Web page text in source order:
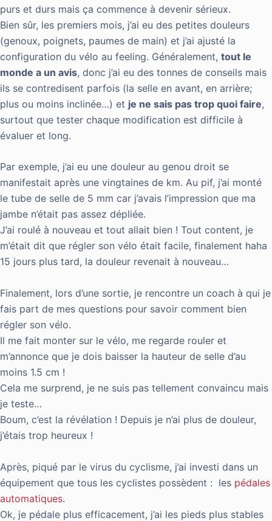
purs et durs mais ça commence à devenir sérieux.
Bien sûr, les premiers mois, j’ai eu des petites douleurs
(genoux, poignets, paumes de main) et j’ai ajusté la
configuration du vélo au feeling. Généralement, tout le
monde a un avis, donc j’ai eu des tonnes de conseils mais
ils se contredisent parfois (la selle en avant, en arrière;
plus ou moins inclinée…) et je ne sais pas trop quoi faire,
surtout que tester chaque modification est difficile à
évaluer et long.
Par exemple, j’ai eu une douleur au genou droit se
manifestait après une vingtaines de km. Au pif, j’ai monté
le tube de selle de 5 mm car j’avais l’impression que ma
jambe n’était pas assez dépliée.
J’ai roulé à nouveau et tout allait bien ! Tout content, je
m’était dit que régler son vélo était facile, finalement haha
15 jours plus tard, la douleur revenait à nouveau…
Finalement, lors d’une sortie, je rencontre un coach à qui je
fais part de mes questions pour savoir comment bien
régler son vélo.
Il me fait monter sur le vélo, me regarde rouler et
m’annonce que je dois baisser la hauteur de selle d’au
moins 1.5 cm !
Cela me surprend, je ne suis pas tellement convaincu mais
je teste…
Boum, c’est la révélation ! Depuis je n’ai plus de douleur,
j’étais trop heureux !
Après, piqué par le virus du cyclisme, j’ai investi dans un
équipement que tous les cyclistes possèdent : les pédales
automatiques.
Ok, je pédale plus efficacement, j’ai les pieds plus stables